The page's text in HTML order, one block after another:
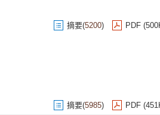
摘要(5200) PDF
摘要(5985) PDF